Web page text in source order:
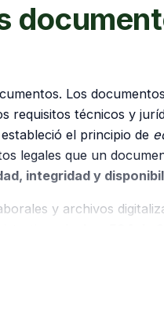
Los
requisitos técnicos y
el principio de
legales que un
integridad y
y archivos
Ley 594 de